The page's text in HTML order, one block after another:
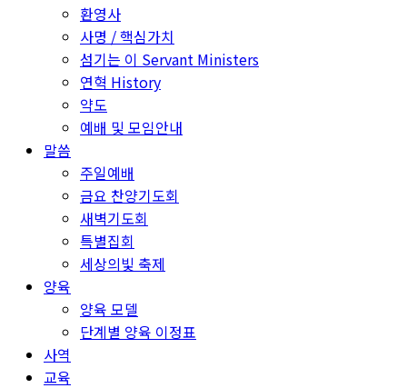
환영사
사명 / 핵심가치
섬기는 이 Servant Ministers
연혁 History
약도
예배 및 모임안내
말씀
주일예배
금요 찬양기도회
새벽기도회
특별집회
세상의빛 축제
양육
양육 모델
단계별 양육 이정표
사역
교육